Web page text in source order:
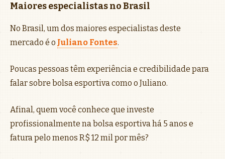
Maiores especialistas no Brasil
No Brasil, um dos maiores especialistas deste
mercado é o Juliano Fontes.
Poucas pessoas têm experiência e credibilidade para
falar sobre bolsa esportiva como o Juliano.
Afinal, quem você conhece que investe
profissionalmente na bolsa esportiva há 5 anos e
fatura pelo menos R$ 12 mil por mês?